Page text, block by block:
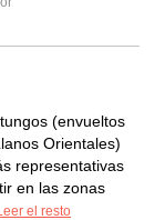
(envueltos
Orientales)
representativas
en las zonas
el resto